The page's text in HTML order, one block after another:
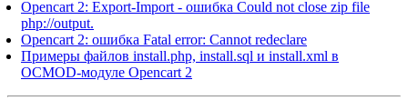
Opencart 2: Export-Import - ошибка Could not close zip file
php://output.
Opencart 2: ошибка Fatal error: Cannot redeclare
Примеры файлов install.php, install.sql и install.xml в
OCMOD-модуле Opencart 2